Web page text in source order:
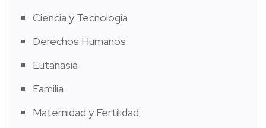
Ciencia y Tecnología
Derechos Humanos
Eutanasia
Familia
Maternidad y Fertilidad